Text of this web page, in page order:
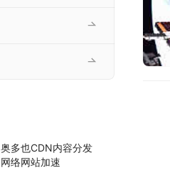
奥多也CDN内容分发
网络网站加速